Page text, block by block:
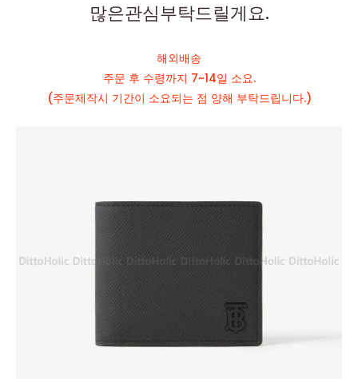
많은관심부탁드릴게요.
해외배송
주문 후 수령까지 7~14일 소요.
(주문제작시 기간이 소요되는 점 양해 부탁드립니다.)